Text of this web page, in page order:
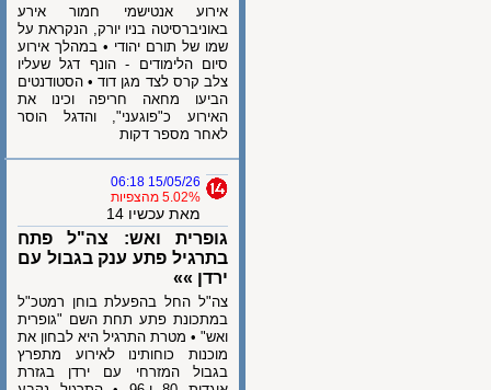
אירוע אנטישמי חמור אירע
באוניברסיטה בניו יורק, הנקראת על
שמו של תורם יהודי • במהלך אירוע
סיום הלימודים - הונף דגל שעליו
צלב קרס לצד מגן דוד • הסטודנטים
הביעו מחאה חריפה וכינו את
האירוע כ"פוגעני", והדגל הוסר
לאחר מספר דקות
15/05/26 06:18
5.02% מהצפיות
מאת עכשיו 14
גופרית ואש: צה"ל פתח
בתרגיל פתע ענק בגבול עם
ירדן »»
צה"ל החל בהפעלת בוחן רמטכ"ל
במתכונת פתע תחת השם "גופרית
ואש" • מטרת התרגיל היא לבחון את
מוכנות כוחותינו לאירוע מתפרץ
בגבול המזרחי עם ירדן בגזרת